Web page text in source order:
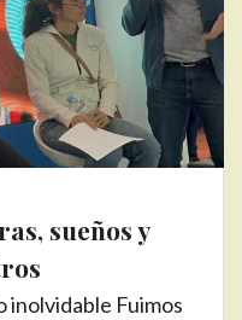
sueños y
inolvidable Fuimos